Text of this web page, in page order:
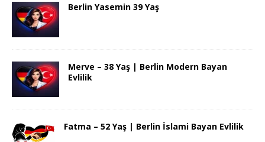
Berlin Yasemin 39 Yaş
Merve – 38 Yaş | Berlin Modern Bayan
Evlilik
Fatma – 52 Yaş | Berlin İslami Bayan Evlilik